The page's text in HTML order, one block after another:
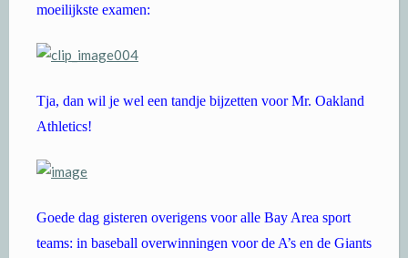
moeilijkste examen:
Tja, dan wil je wel een tandje bijzetten voor Mr. Oakland
Athletics!
Goede dag gisteren overigens voor alle Bay Area sport
teams: in baseball overwinningen voor de A’s en de Giants